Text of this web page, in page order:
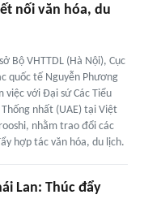
nối văn hóa, du
Bộ VHTTDL (Hà Nội), Cục
quốc tế Nguyễn Phương
việc với Đại sứ Các Tiểu
nhất (UAE) tại Việt
nhằm trao đổi các
hợp tác văn hóa, du lịch.
Lan: Thúc đẩy